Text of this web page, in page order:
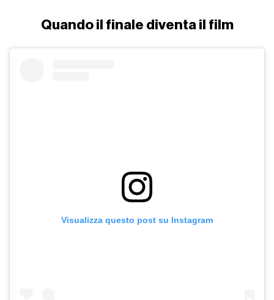
Quando il finale diventa il film
Visualizza questo post su Instagram